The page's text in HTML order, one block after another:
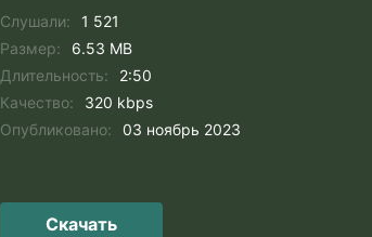
Слушали:
1 521
Размер:
6.53 MB
Длительность:
2:50
Качество:
320 kbps
Опубликовано:
03 ноябрь 2023
Скачать